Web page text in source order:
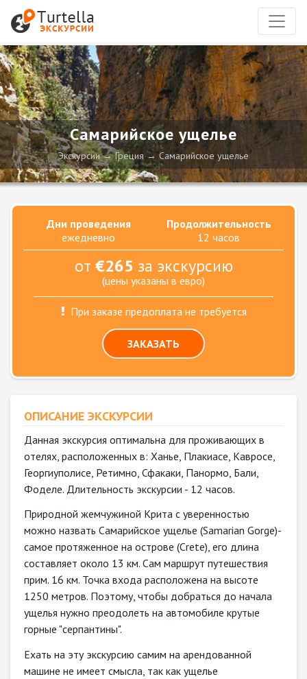
Самарийское ущелье
Экскурсии Греция Самарийское ущелье
Дни проведения
ежедневно
Продолжительность
12 часов
от €265 за экскурсию
(цены указаны в евро)
При заказе предоплата не требуется
ЗАКАЗАТЬ
ОПИСАНИЕ ЭКСКУРСИИ
Данная экскурсия оптимальна для проживающих в
отелях, расположенных в: Ханье, Плакиасе, Кавросе,
Георгиуполисе, Ретимно, Сфакаки, Панормо, Бали,
Фоделе. Длительность экскурсии - 12 часов.
Природной жемчужиной Крита с уверенностью
можно назвать Самарийское ущелье (Samarian Gorge)-
самое протяженное на острове (Crete), его длина
составляет около 13 км. Сам маршрут путешествия
прим. 16 км. Точка входа расположена на высоте
1250 метров. Поэтому, чтобы добраться до начала
ущелья нужно преодолеть на автомобиле крутые
горные "серпантины".
Ехать на эту экскурсию самим на арендованной
машине не имеет смысла, так как ущелье